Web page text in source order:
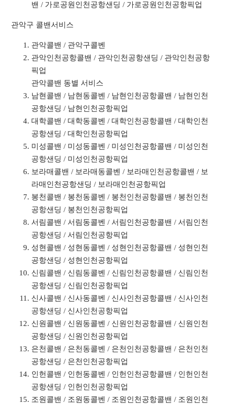
밴 / 가로공원인천공항샌딩 / 가로공원인천공항픽업
관악구 콜밴서비스
관악콜밴 / 관악구콜벤
관악인천공항콜밴 / 관악인천공항샌딩 / 관악인천공항
픽업
관악콜밴 동별 서비스
남현콜밴 / 남현동콜벤 / 남현인천공항콜밴 / 남현인천
공항샌딩 / 남현인천공항픽업
대학콜밴 / 대학동콜벤 / 대학인천공항콜밴 / 대학인천
공항샌딩 / 대학인천공항픽업
미성콜밴 / 미성동콜벤 / 미성인천공항콜밴 / 미성인천
공항샌딩 / 미성인천공항픽업
보라매콜밴 / 보라매동콜벤 / 보라매인천공항콜밴 / 보
라매인천공항샌딩 / 보라매인천공항픽업
봉천콜밴 / 봉천동콜벤 / 봉천인천공항콜밴 / 봉천인천
공항샌딩 / 봉천인천공항픽업
서림콜밴 / 서림동콜벤 / 서림인천공항콜밴 / 서림인천
공항샌딩 / 서림인천공항픽업
성현콜밴 / 성현동콜벤 / 성현인천공항콜밴 / 성현인천
공항샌딩 / 성현인천공항픽업
신림콜밴 / 신림동콜벤 / 신림인천공항콜밴 / 신림인천
공항샌딩 / 신림인천공항픽업
신사콜밴 / 신사동콜벤 / 신사인천공항콜밴 / 신사인천
공항샌딩 / 신사인천공항픽업
신원콜밴 / 신원동콜벤 / 신원인천공항콜밴 / 신원인천
공항샌딩 / 신원인천공항픽업
은천콜밴 / 은천동콜벤 / 은천인천공항콜밴 / 은천인천
공항샌딩 / 은천인천공항픽업
인헌콜밴 / 인헌동콜벤 / 인헌인천공항콜밴 / 인헌인천
공항샌딩 / 인헌인천공항픽업
조원콜밴 / 조원동콜벤 / 조원인천공항콜밴 / 조원인천